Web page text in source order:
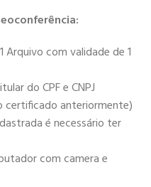
com validade de 1
do CPF e CNPJ
anteriormente)
é necessário ter
com camera e